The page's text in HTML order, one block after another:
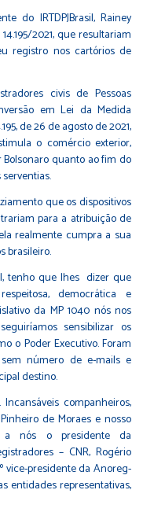
do IRTDPJBrasil, Rainey
2021, que resultariam
registro nos cartórios de
civis de Pessoas
em Lei da Medida
de 26 de agosto de 2021,
o comércio exterior,
quanto ao fim do
que os dispositivos
para a atribuição de
realmente cumpra a sua
brasileiro.
tenho que lhes dizer que
democrática e
da MP 1040 nós nos
sensibilizar os
o Poder Executivo. Foram
número de e-mails e
destino.
companheiros,
de Moraes e nosso
a nós o presidente da
– CNR, Rogério
vice-presidente da Anoreg-
entidades representativas,